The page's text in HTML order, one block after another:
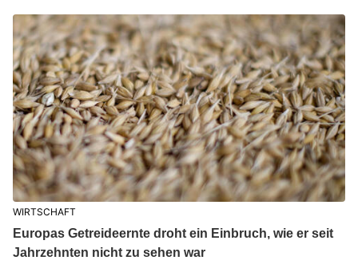
WIRTSCHAFT
Europas Getreideernte droht ein Einbruch, wie er seit
Jahrzehnten nicht zu sehen war